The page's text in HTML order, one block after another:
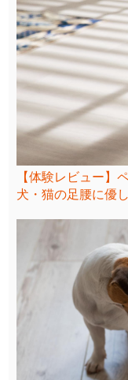
【体験レビュー】
犬・猫の足腰に優